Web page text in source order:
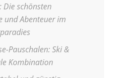
Die schönsten
und Abenteuer im
Pauschalen: Ski &
Kombination